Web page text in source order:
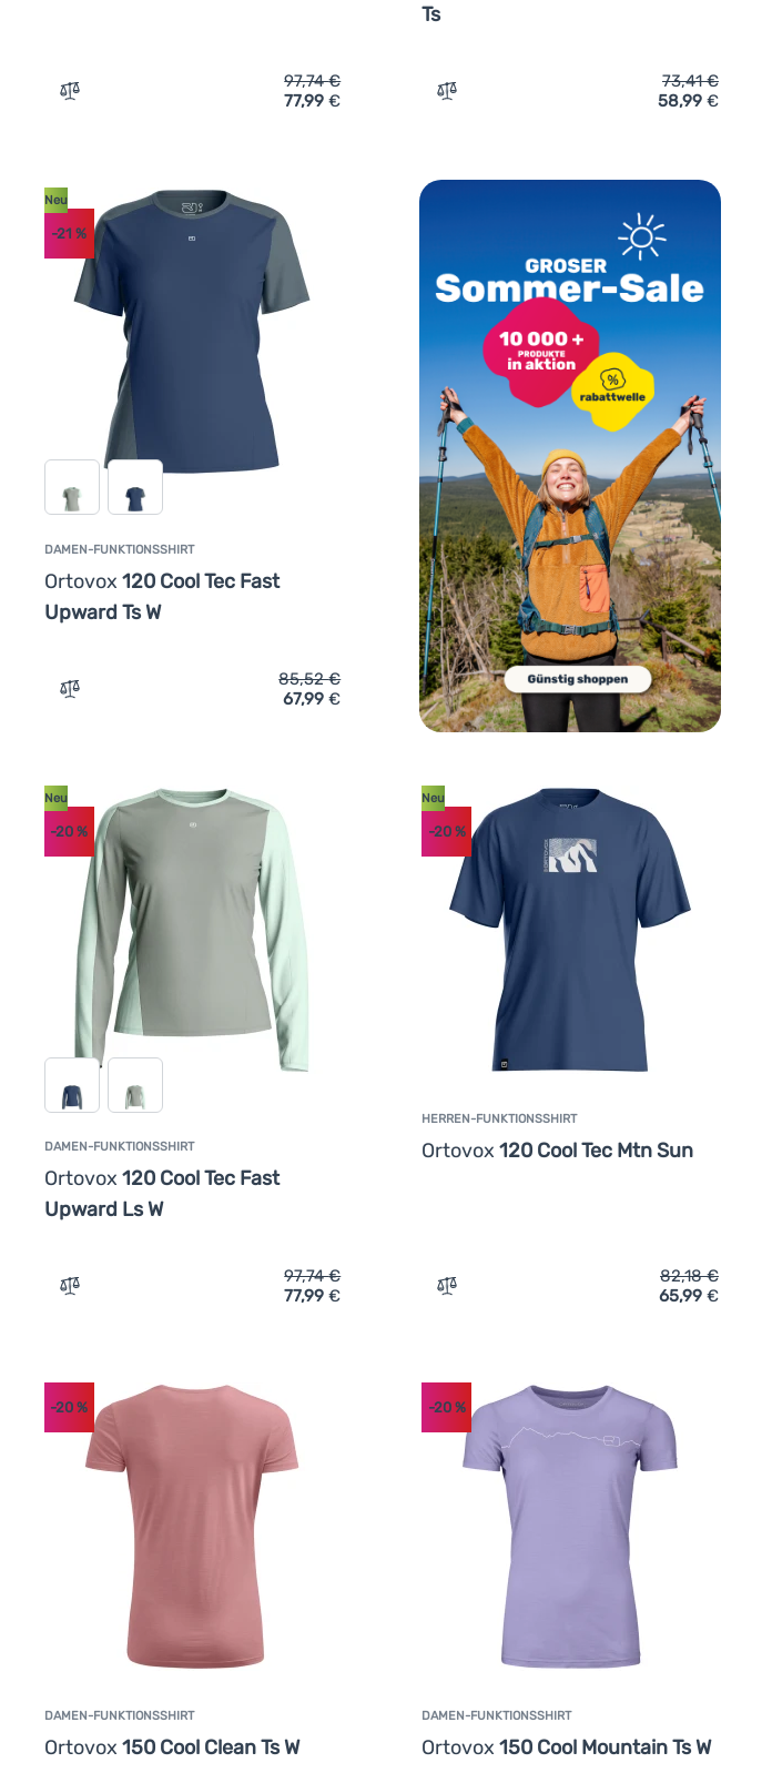
Cool Round Landscape T-shirt' hinzufügen
Zum Vergleich 'Herren-Funktionsshirt Ortovox 150 Cool Half Full Ts' hinzufügen
97,74€
77,99€
Ts
Zum Vergleich 'Damen-Funktionsshirt
73,41€
58,99 €
120 Cool Tec Fast Upward Ts M' hinzufügen
DAMEN-FUNKTIONSSHIRT
Ortovox 120 Cool Tec Fast
Upward Ts W
Neu
-21 %
Zum Vergleich 'Damen-Funktionsshirt Ortovox 120 Cool Tec Fast Upward Ts W'
85,52€
67,99€
120 Cool Tec Fast Upward Ls M' hinzufügen
DAMEN-FUNKTIONSSHIRT
Ortovox 120 Cool Tec Fast
Upward Ls W
Neu
-20 %
Zum Vergleich 'Damen-Funktionsshirt Ortovox 120 Cool Tec Fast Upward Ls W'
97,74€
77,99€
HERREN-FUNKTIONSSHIRT
Ortovox120 Cool Tec Mtn Sun
Neu
-20%
Zum Vergleich 'Herren-Funktionsshirt
82,18€
65,99 €
DAMEN-FUNKTIONSSHIRT
Ortovox 150 Cool Clean Ts W
-20 %
DAMEN-FUNKTIONSSHIRT
Ortovox150 Cool Mountain Ts W
-20%